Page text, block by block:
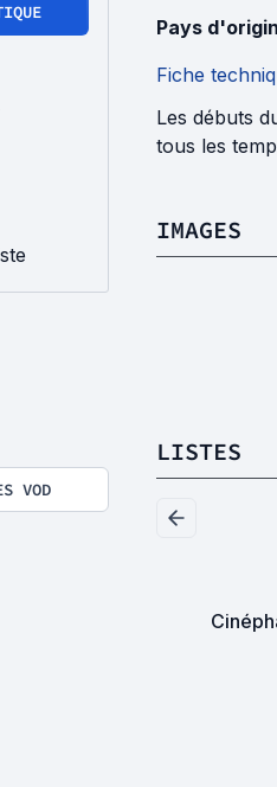
VOD
Pays
Fiche
Les débuts
tous les
IMAGES
LISTES